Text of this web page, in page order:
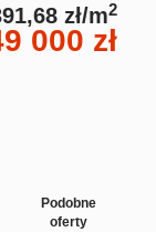
zł/m2
000 zł
Podobne
oferty